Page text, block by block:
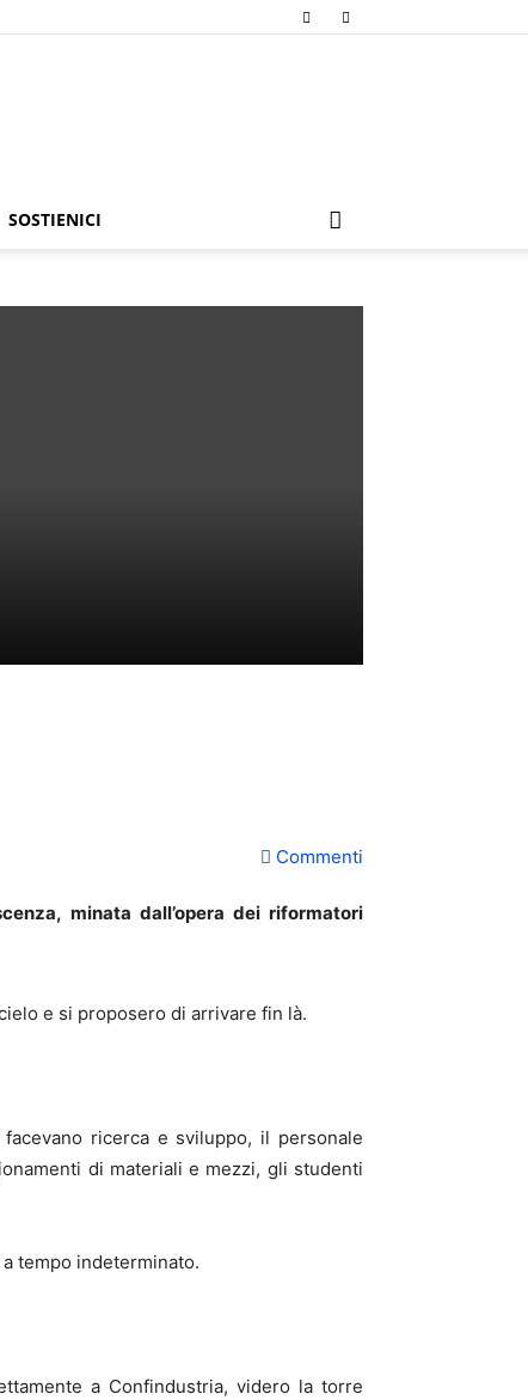
SOSTIENICI
Commenti
minata dall’opera dei riformatori
e si proposero di arrivare fin là.
ricerca e sviluppo, il personale
di materiali e mezzi, gli studenti
tempo indeterminato.
a Confindustria, videro la torre